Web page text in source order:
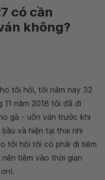
có cần
không?
tôi hỏi, tôi năm nay 32
11 năm 2018 tôi đã đi
gà - uốn ván trước khi
và hiện tại thai nhi
tôi hỏi tôi có phải đi tiêm
tiêm vào thời gian